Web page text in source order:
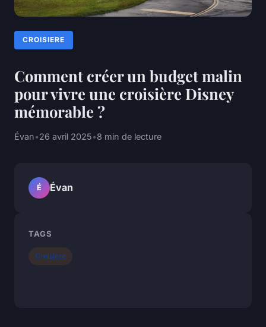
CROISIERE
Comment créer un budget malin
pour vivre une croisière Disney
mémorable ?
Évan•26 avril 2025•8 min de lecture
É Évan
TAGS
Croisiere